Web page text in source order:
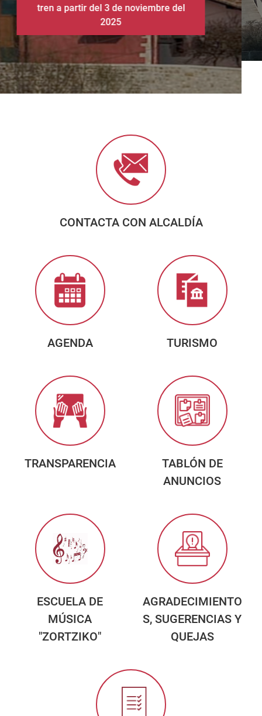
CONTACTA CON ALCALDÍA
AGENDA TURISMO
TRANSPARENCIA
TABLÓN DE
ANUNCIOS
ESCUELA DE
MÚSICA
"ZORTZIKO"
AGRADECIMIENTO
S, SUGERENCIAS Y
QUEJAS